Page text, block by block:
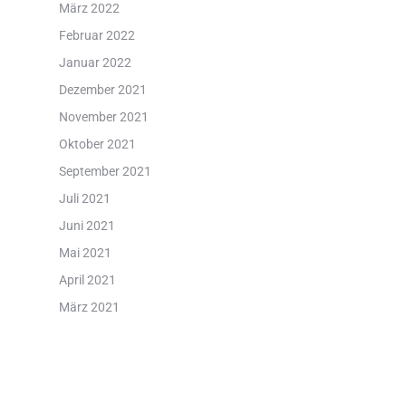
März 2022
Februar 2022
Januar 2022
Dezember 2021
November 2021
Oktober 2021
September 2021
Juli 2021
Juni 2021
Mai 2021
April 2021
März 2021